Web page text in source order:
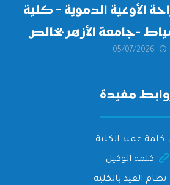
الأوعية الدموية – كلية
الطب بنين دمياط -جامعة الأزهر بخالص
الأمنيات إلى الأستاذ
05/07/2026
مفيدة
كلمة عميد الكلية
كلمة الوكيل
نظام القيد بالكلية